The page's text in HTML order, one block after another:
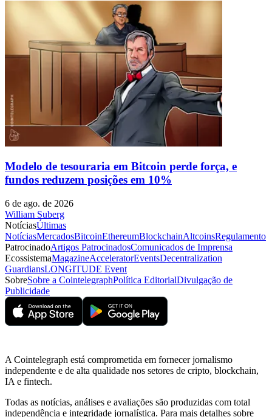
Modelo de tesouraria em Bitcoin perde força, e
fundos reduzem posições em 10%
6 de ago. de 2026
William Suberg
NotíciasÚltimas
NotíciasMercadosBitcoinEthereumBlockchainAltcoinsRegulamento
PatrocinadoArtigos PatrocinadosComunicados de Imprensa
EcossistemaMagazineAcceleratorEventsDecentralization
GuardiansLONGITUDE Event
SobreSobre a CointelegraphPolítica EditorialDivulgação de
Publicidade
A Cointelegraph está comprometida em fornecer jornalismo
independente e de alta qualidade nos setores de cripto, blockchain,
IA e fintech.
Todas as notícias, análises e avaliações são produzidas com total
independência e integridade jornalística. Para mais detalhes sobre